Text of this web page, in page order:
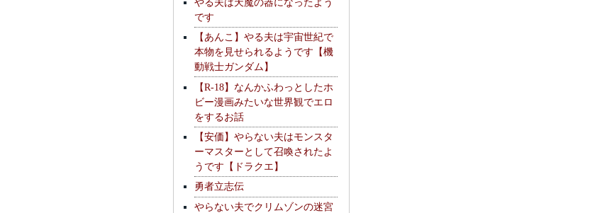
です
【あんこ】やる夫は宇宙世紀で
本物を見せられるようです【機
動戦士ガンダム】
【R-18】なんかふわっとしたホ
ビー漫画みたいな世界観でエロ
をするお話
【安価】やらない夫はモンスタ
ーマスターとして召喚されたよ
うです【ドラクエ】
勇者立志伝
やらない夫でクリムゾンの迷宮